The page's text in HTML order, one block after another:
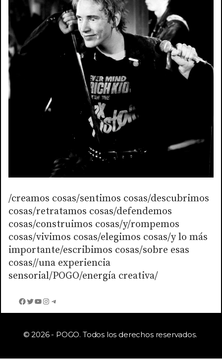
/creamos cosas/sentimos cosas/descubrimos
cosas/retratamos cosas/defendemos
cosas/construimos cosas/y/rompemos
cosas/vivimos cosas/elegimos cosas/y lo más
importante/escribimos cosas/sobre esas
cosas//una experiencia
sensorial/POGO/energía creativa/
Facebook
Twitter
YouTube
Instagram
Telegram
© 2026 - POGO. Todos los derechos reservados.